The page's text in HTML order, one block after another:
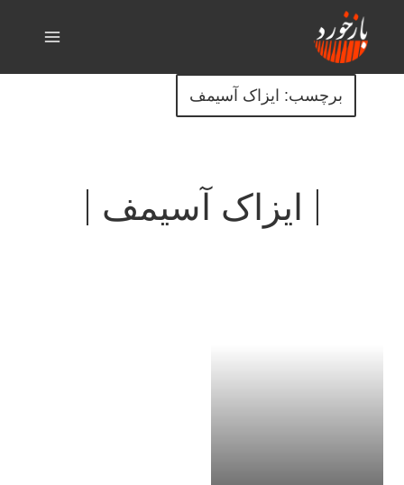
برچسب: ایزاک آسیمف
ایزاک آسیمف